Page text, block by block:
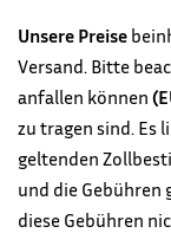
Unsere Preise
Versand. Bitte
anfallen können
zu tragen sind. Es
geltenden
und die Gebühren
diese Gebühren